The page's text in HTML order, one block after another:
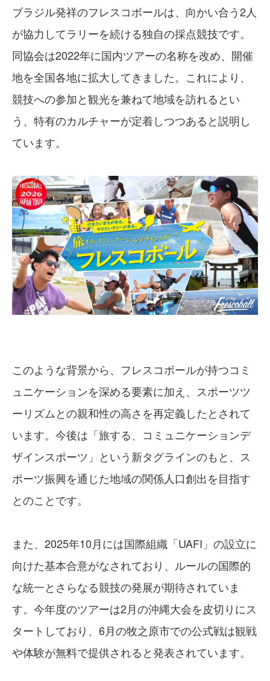
ブラジル発祥のフレスコボールは、向かい合う2人
が協力してラリーを続ける独自の採点競技です。
同協会は2022年に国内ツアーの名称を改め、開催
地を全国各地に拡大してきました。これにより、
競技への参加と観光を兼ねて地域を訪れるとい
う、特有のカルチャーが定着しつつあると説明し
ています。
このような背景から、フレスコボールが持つコミ
ュニケーションを深める要素に加え、スポーツツ
ーリズムとの親和性の高さを再定義したとされて
います。今後は「旅する、コミュニケーションデ
ザインスポーツ」という新タグラインのもと、ス
ポーツ振興を通じた地域の関係人口創出を目指す
とのことです。
また、2025年10月には国際組織「UAFI」の設立に
向けた基本合意がなされており、ルールの国際的
な統一とさらなる競技の発展が期待されていま
す。今年度のツアーは2月の沖縄大会を皮切りにス
タートしており、6月の牧之原市での公式戦は観戦
や体験が無料で提供されると発表されています。